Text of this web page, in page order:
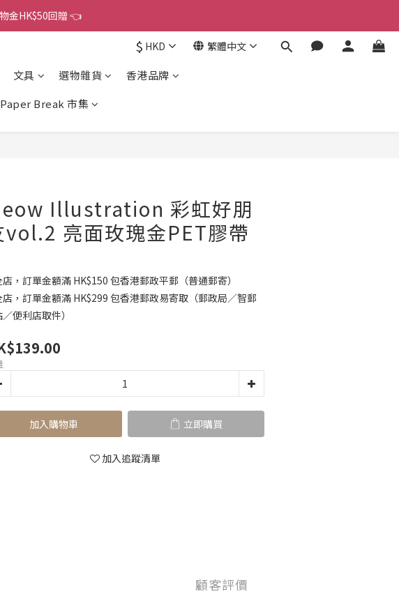
包順豐／京東
金HK$50回贈 👈
$ HKD 繁體中文
文具 選物雜貨
香港品牌
Paper Break 市集
Illustration 彩虹好朋
vol.2 亮面玫瑰金PET膠帶
店，訂單金額滿 HK$150 包香港郵政平郵（普通郵寄）
店，訂單金額滿 HK$299 包香港郵政易寄取（郵政局／智郵
便利店取件）
加入購物車 立即購買
加入追蹤清單
顧客評價